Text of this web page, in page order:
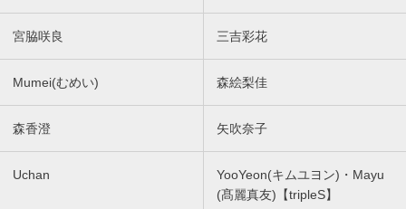
宮脇咲良 三吉彩花
Mumei(むめい) 森絵梨佳
森香澄 矢吹奈子
Uchan
YooYeon(キムユヨン)・Mayu
(髙麗真友)【tripleS】